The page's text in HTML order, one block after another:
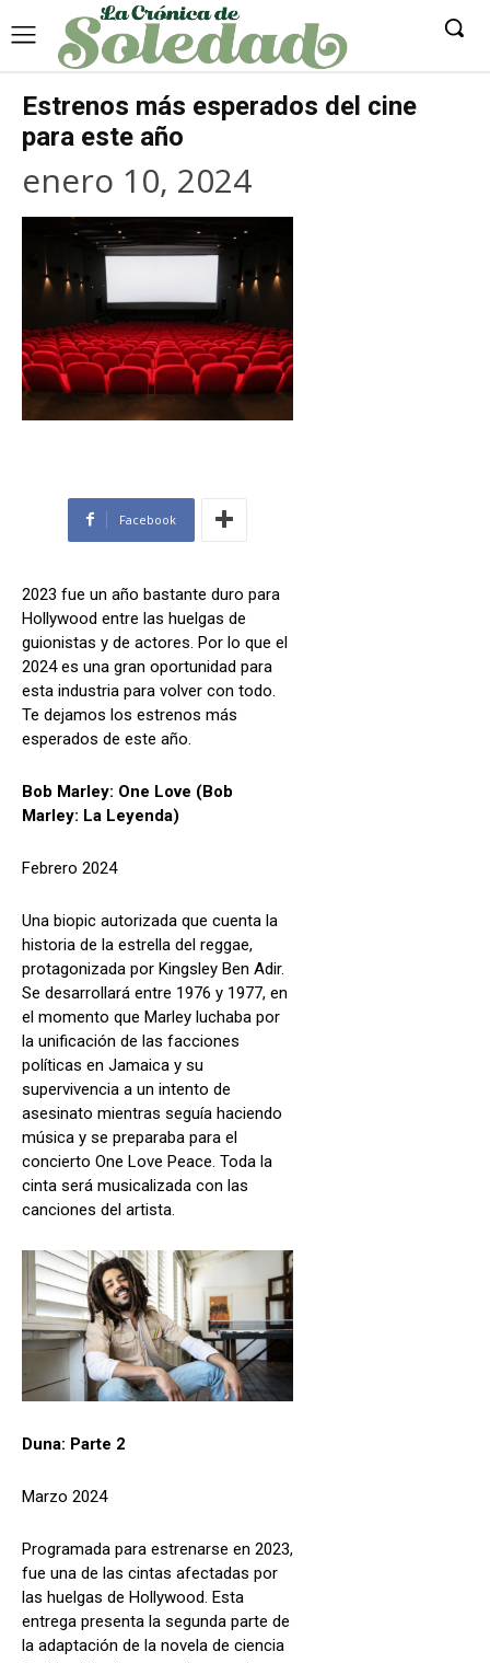
Estrenos más esperados del cine
para este año
enero 10, 2024
Facebook
2023 fue un año bastante duro para
Hollywood entre las huelgas de
guionistas y de actores. Por lo que el
2024 es una gran oportunidad para
esta industria para volver con todo.
Te dejamos los estrenos más
esperados de este año.
Bob Marley: One Love (Bob
Marley: La Leyenda)
Febrero 2024
Una biopic autorizada que cuenta la
historia de la estrella del reggae,
protagonizada por Kingsley Ben Adir.
Se desarrollará entre 1976 y 1977, en
el momento que Marley luchaba por
la unificación de las facciones
políticas en Jamaica y su
supervivencia a un intento de
asesinato mientras seguía haciendo
música y se preparaba para el
concierto One Love Peace. Toda la
cinta será musicalizada con las
canciones del artista.
Duna: Parte 2
Marzo 2024
Programada para estrenarse en 2023,
fue una de las cintas afectadas por
las huelgas de Hollywood. Esta
entrega presenta la segunda parte de
la adaptación de la novela de ciencia